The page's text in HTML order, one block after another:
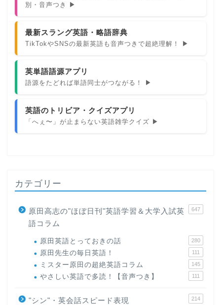
別・音声つき ▶
最新スラング英語・略語辞典
TikTokやSNSの最新英語も音声つきで超絶理解！ ▶
英単語語源アプリ
語源をたどれば単語同士がつながる！ ▶
英語のトリビア・クイズアプリ
「へぇ〜」が止まらない英語雑学クイズ ▶
カテゴリー
原田高志の"ほぼ日刊"英語学習＆大学入試英
語コラム
647
原田英語とっておきの話 280
原田先生の毎日英語！ 111
ミスター原田の超絶英語コラム 145
やさしい英語で多読！【音声つき】 111
"シン"・英会話スピード表現 214